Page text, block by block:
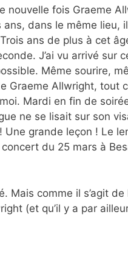
nouvelle fois Graeme
dans le même lieu,
ans de plus à cet
J’ai vu arrivé sur
Même sourire,
Graeme Allwright, tout
Mardi en fin de
ne se lisait sur son
grande leçon ! Le
du 25 mars à
Mais comme il s’agit de
(et qu’il y a par